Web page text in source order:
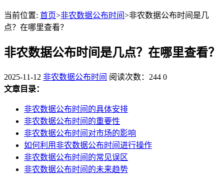
当前位置: 首页>非农数据公布时间>非农数据公布时间是几
点？在哪里查看？
非农数据公布时间是几点？在哪里查看？
2025-11-12 非农数据公布时间 阅读次数：244 0
文章目录：
非农数据公布时间的具体安排
非农数据公布时间的重要性
非农数据公布时间对市场的影响
如何利用非农数据公布时间进行操作
非农数据公布时间的常见误区
非农数据公布时间的未来趋势